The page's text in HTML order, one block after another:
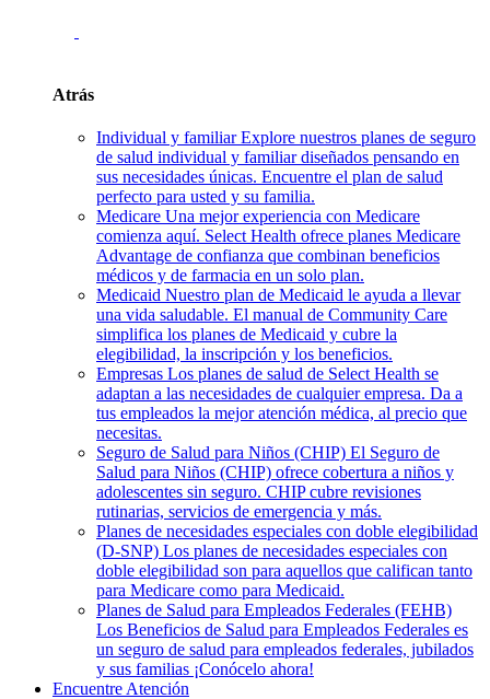
Atrás
Individual y familiar Explore nuestros planes de seguro
de salud individual y familiar diseñados pensando en
sus necesidades únicas. Encuentre el plan de salud
perfecto para usted y su familia.
Medicare Una mejor experiencia con Medicare
comienza aquí. Select Health ofrece planes Medicare
Advantage de confianza que combinan beneficios
médicos y de farmacia en un solo plan.
Medicaid Nuestro plan de Medicaid le ayuda a llevar
una vida saludable. El manual de Community Care
simplifica los planes de Medicaid y cubre la
elegibilidad, la inscripción y los beneficios.
Empresas Los planes de salud de Select Health se
adaptan a las necesidades de cualquier empresa. Da a
tus empleados la mejor atención médica, al precio que
necesitas.
Seguro de Salud para Niños (CHIP) El Seguro de
Salud para Niños (CHIP) ofrece cobertura a niños y
adolescentes sin seguro. CHIP cubre revisiones
rutinarias, servicios de emergencia y más.
Planes de necesidades especiales con doble elegibilidad
(D-SNP) Los planes de necesidades especiales con
doble elegibilidad son para aquellos que califican tanto
para Medicare como para Medicaid.
Planes de Salud para Empleados Federales (FEHB)
Los Beneficios de Salud para Empleados Federales es
un seguro de salud para empleados federales, jubilados
y sus familias ¡Conócelo ahora!
Encuentre Atención